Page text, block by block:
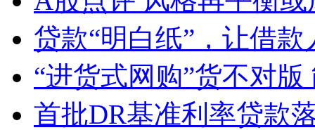
贷款“明白纸”，让借款
“进货式网购”货不对
首批DR基准利率贷款